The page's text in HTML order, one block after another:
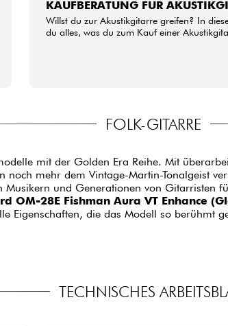
KAUFBERATUNG FÜR
Willst du zur Akustikgitarre greifen? In
du alles, was du zum Kauf einer
FOLK-GITARRE
mit der Golden Era Reihe. Mit
mehr dem Vintage-Martin-Tonalgeist
und Generationen von Gitarristen
OM-28E Fishman Aura VT Enhance
Eigenschaften, die das Modell so berühmt
TECHNISCHES